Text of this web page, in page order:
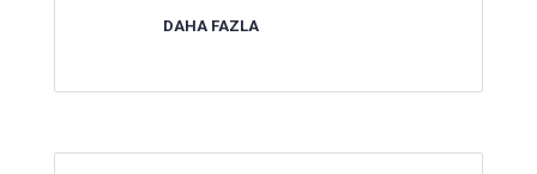
DAHA FAZLA